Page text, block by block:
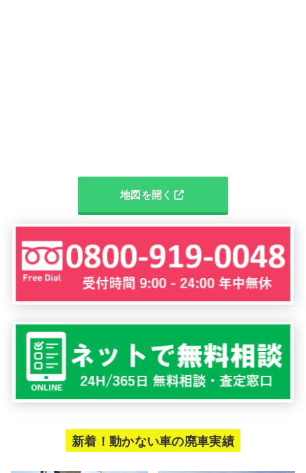
地図を開く
新着！動かない車の廃車実績